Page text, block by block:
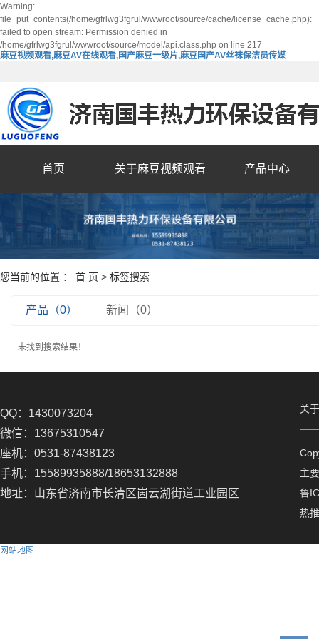
Warning:
file_put_contents(/home/gfrlwg3fgrul/wwwroot/source/cache/license_cache.php):
failed to open stream: Permission denied in
/home/gfrlwg3fgrul/wwwroot/source/model/api.class.php on line 217
麻豆视频观看,麻豆AV在线观看,国产麻豆一级片,麻豆国产AV丝袜保洁员传媒
首页 关于麻豆视频观看 产品中心
您当前的位置 ： 首 页 > 标签搜索
产品（0） 新闻（0）
未找到搜索结果！
QQ：1430073204
微信：13675310547
座机：0531-87438123
手机：15589935888/18653132888
地址：山东省济南市长清区崮云湖街道工业园区
关
主
鲁
热
网站地图